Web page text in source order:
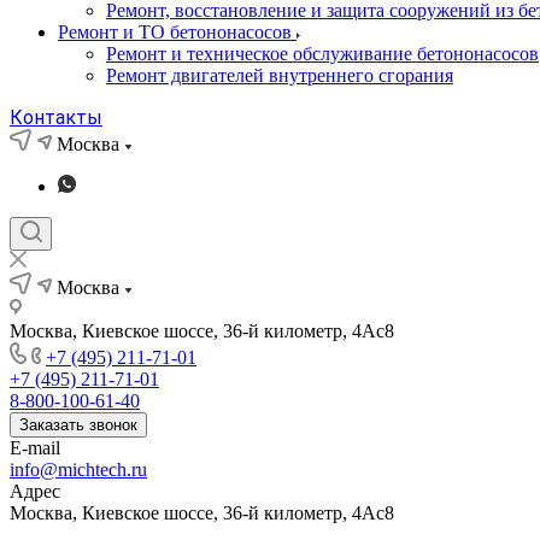
Ремонт, восстановление и защита сооружений из
Ремонт и ТО бетононасосов
Ремонт и техническое обслуживание бетононасосов
Ремонт двигателей внутреннего сгорания
Контакты
Москва
Москва
Москва, Киевское шоссе, 36-й километр, 4Ас8
+7 (495) 211-71-01
+7 (495) 211-71-01
8-800-100-61-40
Заказать звонок
E-mail
info@michtech.ru
Адрес
Москва, Киевское шоссе, 36-й километр, 4Ас8